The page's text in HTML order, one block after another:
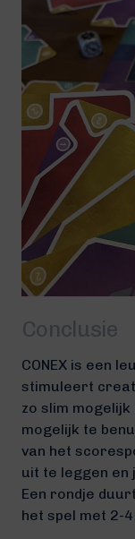
Conclusie
CONEX is een
stimuleert
zo slim
mogelijk te
van het
uit te leggen en
Een rondje
het spel met 2-